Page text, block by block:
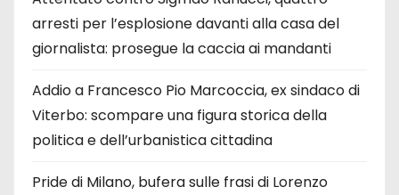
arresti per l’esplosione davanti alla casa del
giornalista: prosegue la caccia ai mandanti
Addio a Francesco Pio Marcoccia, ex sindaco di
Viterbo: scompare una figura storica della
politica e dell’urbanistica cittadina
Pride di Milano, bufera sulle frasi di Lorenzo